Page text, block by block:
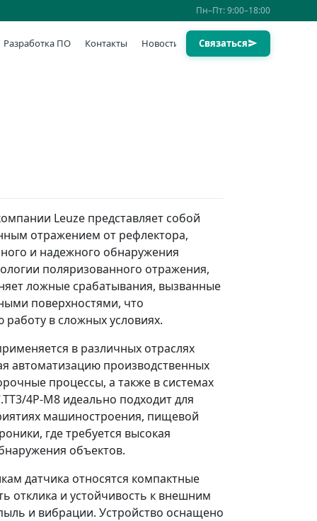
Пн–Пт: 9:00–18:00
Разработка ПО Контакты Новости Связаться
Leuze представляет собой
отражением от рефлектора,
и надежного обнаружения
поляризованного отражения,
ложные срабатывания, вызванные
поверхностями, что
в сложных условиях.
в различных отраслях
автоматизацию производственных
процессы, а также в системах
4P-M8 идеально подходит для
машиностроения, пищевой
где требуется высокая
объектов.
датчика относятся компактные
отклика и устойчивость к внешним
и вибрации. Устройство оснащено